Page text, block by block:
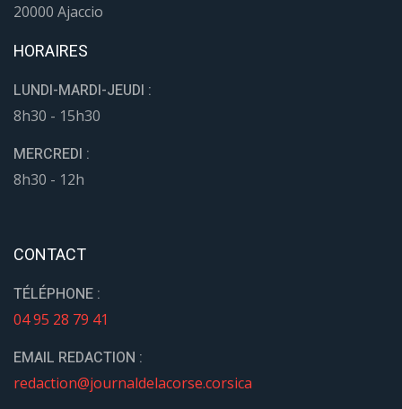
20000 Ajaccio
HORAIRES
LUNDI-MARDI-JEUDI :
8h30 - 15h30
MERCREDI :
8h30 - 12h
CONTACT
TÉLÉPHONE :
04 95 28 79 41
EMAIL REDACTION :
redaction@journaldelacorse.corsica